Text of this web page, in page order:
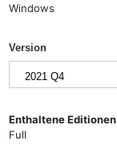
Windows
Version
Enthaltene Editionen
Full